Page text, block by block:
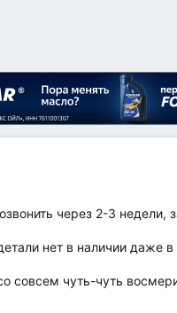
через 2-3 недели,
нет в наличии даже
совсем чуть-чуть